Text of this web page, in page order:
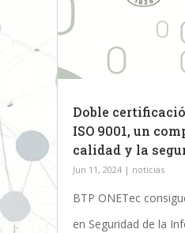
Doble
ISO 9001, un
calidad y la
Jun 11, 2024| noticias
BTP ONETec
en Seguridad de la